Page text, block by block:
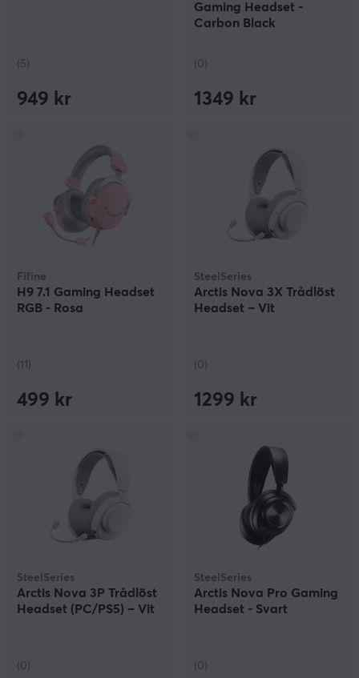
(5)
949 kr
Gaming Headset -
Carbon Black
(0)
1349 kr
Fifine
H9 7.1 Gaming Headset
RGB - Rosa
(11)
499 kr
SteelSeries
Arctis Nova 3X Trådlöst
Headset – Vit
(0)
1299 kr
SteelSeries
Arctis Nova 3P Trådlöst
Headset (PC/PS5) – Vit
(0)
SteelSeries
Arctis Nova Pro Gaming
Headset - Svart
(0)